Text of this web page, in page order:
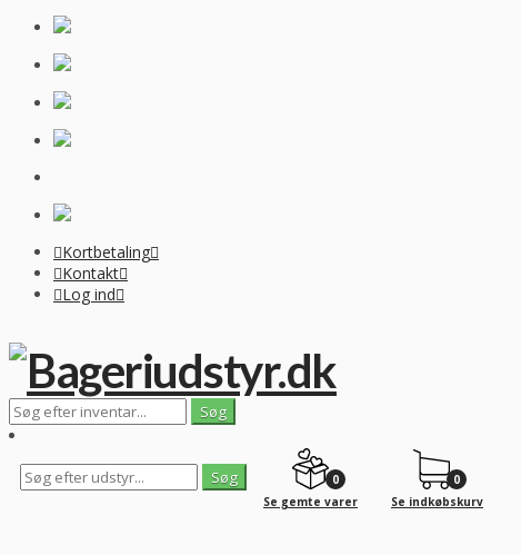
Kortbetaling
Kontakt
Log ind
0
Se gemte varer
0
Se indkøbskurv